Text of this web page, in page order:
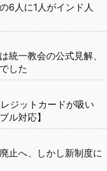
6人に1人がインド人
統一教会の公式見解、
した
ジットカードが吸い
ル対応】
止へ、しかし新制度に